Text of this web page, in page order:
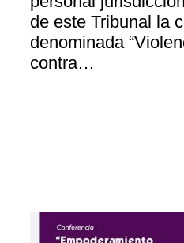
de este Tribunal la
denominada
contra…